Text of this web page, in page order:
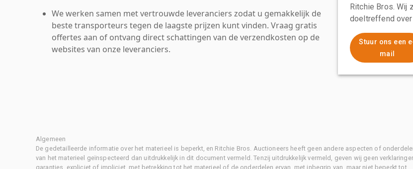
We werken samen met vertrouwde leveranciers zodat u gemakkelijk de
beste transporteurs tegen de laagste prijzen kunt vinden. Vraag gratis
offertes aan of ontvang direct schattingen van de verzendkosten op de
websites van onze leveranciers.
Ritchie Bros. Wij
doeltreffend over
Stuur ons een
mail
Algemeen
De gedetailleerde informatie over het materieel is beperkt, en Ritchie Bros. Auctioneers heeft geen andere aspecten of
van het materieel geïnspecteerd dan uitdrukkelijk in dit document vermeld. Tenzij uitdrukkelijk vermeld, geven wij geen
garanties, expliciet of impliciet, met betrekking tot het materieel of de onderdelen ervan, met inbegrip van, maar niet beperkt tot,